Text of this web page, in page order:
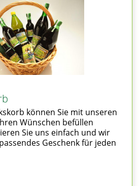
können Sie mit unseren
Wünschen befüllen
Sie uns einfach und wir
Geschenk für jeden